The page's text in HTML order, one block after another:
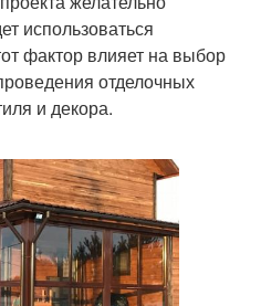
использоваться
фактор влияет на выбор
отделочных
и декора.